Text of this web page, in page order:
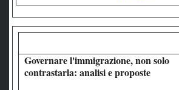
Governare l'immigrazione, non solo
contrastarla: analisi e proposte